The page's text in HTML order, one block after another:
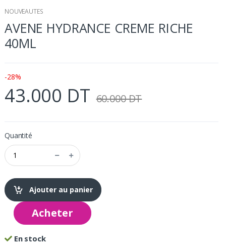
NOUVEAUTES
AVENE HYDRANCE CREME RICHE
40ML
-28%
43.000 DT 60.000 DT
Quantité
Ajouter au panier
Acheter
En stock